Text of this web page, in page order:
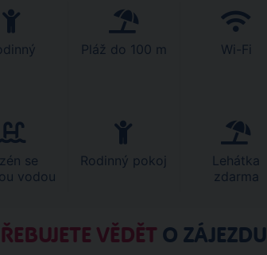
Pláž do 100 m Wi-Fi
se
vodou
Rodinný pokoj
Lehátka
zdarma
VĚDĚT O ZÁJEZDU